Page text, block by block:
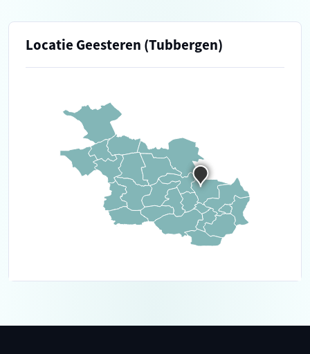
Locatie Geesteren (Tubbergen)